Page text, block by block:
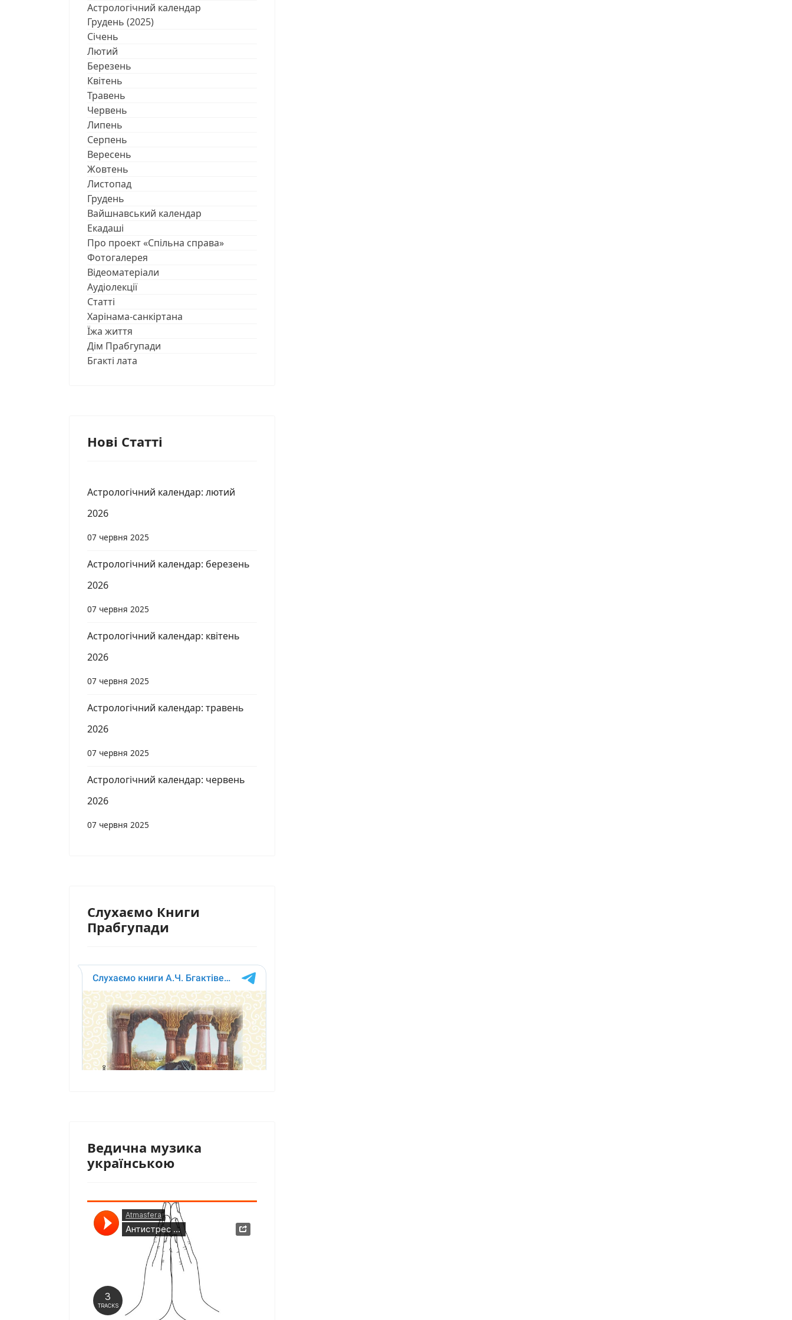
Астрологічний календар
Грудень (2025)
Січень
Лютий
Березень
Квітень
Травень
Червень
Липень
Серпень
Вересень
Жовтень
Листопад
Грудень
Вайшнавський календар
Екадаші
Про проект «Спільна справа»
Фотогалерея
Відеоматеріали
Аудіолекції
Статті
Харінама-санкіртана
Їжа життя
Дім Прабгупади
Бгакті лата
Нові Статті
Астрологічний календар: лютий
2026
07 червня 2025
Астрологічний календар: березень
2026
07 червня 2025
Астрологічний календар: квітень
2026
07 червня 2025
Астрологічний календар: травень
2026
07 червня 2025
Астрологічний календар: червень
2026
07 червня 2025
Слухаємо Книги
Прабгупади
Ведична музика
українською